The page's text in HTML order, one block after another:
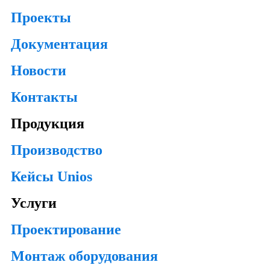
Проекты
Документация
Новости
Контакты
Продукция
Производство
Кейсы Unios
Услуги
Проектирование
Монтаж оборудования